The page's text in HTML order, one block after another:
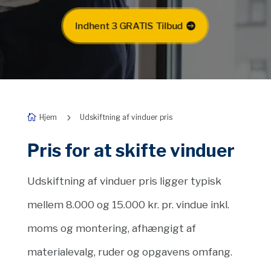
Indhent 3 GRATIS Tilbud
 Hjem 5 Udskiftning af vinduer pris
Pris for at skifte vinduer
Udskiftning af vinduer pris ligger typisk
mellem 8.000 og 15.000 kr. pr. vindue inkl.
moms og montering, afhængigt af
materialevalg, ruder og opgavens omfang.